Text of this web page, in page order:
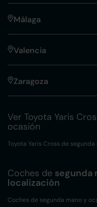
Málaga
Valencia
Zaragoza
Ver Toyota Yaris
ocasión
Toyota Yaris Cross de
Coches de segunda
localización
Coches de segunda mano y